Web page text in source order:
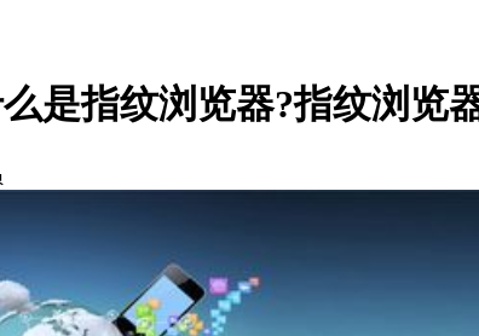
是指纹浏览器?指纹浏览